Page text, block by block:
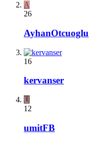
A
26
AyhanOtcuoglu
16
kervanser
U
12
umitFB